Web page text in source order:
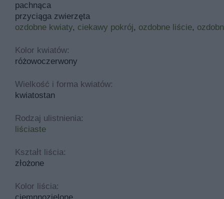
pachnąca
przyciąga zwierzęta
ozdobne kwiaty, ciekawy pokrój, ozdobne liście,
Kolor kwiatów:
różowoczerwony
Wielkość i forma kwiatów:
kwiatostan
Rodzaj ulistnienia:
liściaste
Kształt liścia:
złożone
Kolor liścia: